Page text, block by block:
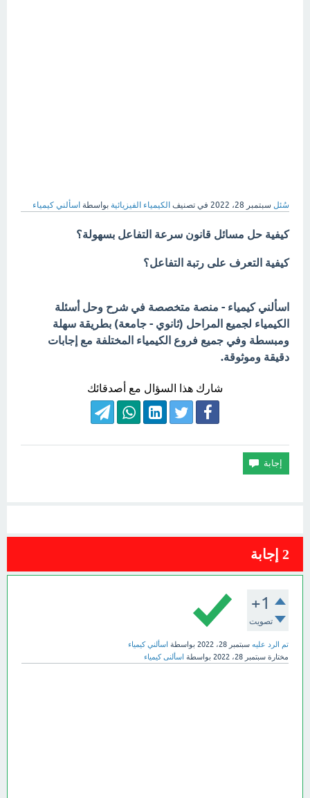
سُئل سبتمبر 28، 2022 في تصنيف الكيمياء الفيزيائية بواسطة اسألني كيمياء
كيفية حل مسائل قانون سرعة التفاعل بسهولة؟
كيفية التعرف على رتبة التفاعل؟
اسألني كيمياء - منصة متخصصة في شرح وحل أسئلة
الكيمياء لجميع المراحل (ثانوي - جامعة) بطريقة سهلة
ومبسطة وفي جميع فروع الكيمياء المختلفة مع إجابات
دقيقة وموثوقة.
شارك هذا السؤال مع أصدقائك
2 إجابة
+1
تصويت
تم الرد عليه سبتمبر 28، 2022 بواسطة اسألني كيمياء
مختارة سبتمبر 28، 2022 بواسطة اسألنى كيمياء